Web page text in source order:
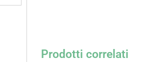
Prodotti correlati